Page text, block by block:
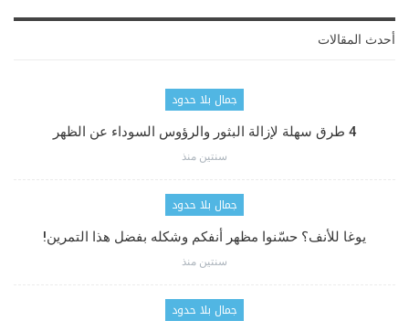
أحدث المقالات
جمال بلا حدود
4 طرق سهلة لإزالة البثور والرؤوس السوداء عن الظهر
سنتين منذ
جمال بلا حدود
يوغا للأنف؟ حسّنوا مظهر أنفكم وشكله بفضل هذا التمرين!
سنتين منذ
جمال بلا حدود